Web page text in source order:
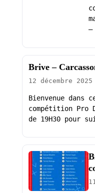
–
Brive –
12 décembre 2025
Bienvenue dans
compétition Pro
de 19H30 pour